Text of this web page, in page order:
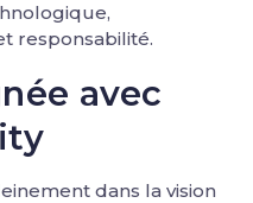
responsabilité.
avec
dans la vision